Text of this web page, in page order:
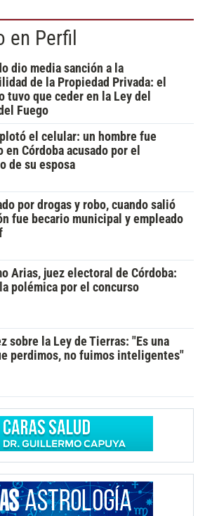
en Perfil
dio media sanción a la
de la Propiedad Privada: el
tuvo que ceder en la Ley del
Fuego
el celular: un hombre fue
Córdoba acusado por el
de su esposa
por drogas y robo, cuando salió
fue becario municipal y empleado
Arias, juez electoral de Córdoba:
polémica por el concurso
sobre la Ley de Tierras: "Es una
perdimos, no fuimos inteligentes"